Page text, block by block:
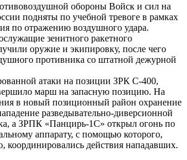
обороны Войск и сил на
подняты по учебной тревоге в рамках
по отражению воздушного удара.
зенитного ракетного
оружие и экипировку, после чего
противника со штатной дежурной
атаки на позиции ЗРК С-400,
марш на запасную позицию. На
в новый позиционный район охранение
разведывательно-диверсионной
а ЗРПК «Панцирь-1С» открыл огонь по
аппарату, с помощью которого,
координировались действия нападавших.